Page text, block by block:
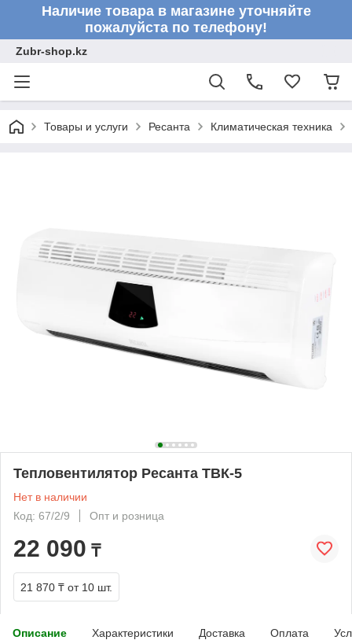
Наличие товара в магазине уточняйте
пожалуйста по телефону!
Zubr-shop.kz
Товары и услуги Ресанта Климатическая техника
Тепловентилятор Ресанта ТВК-5
Нет в наличии
Код: 67/2/9
Опт и розница
22 090 ₸
21 870 ₸ от 10 шт.
Описание Характеристики Доставка Оплата